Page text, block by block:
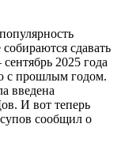
сдавать
2025 года
с прошлым годом.
введена
И вот теперь
сообщил о